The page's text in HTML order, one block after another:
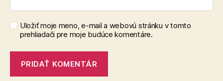
Uložiť moje meno, e-mail a webovú stránku v tomto
prehliadači pre moje budúce komentáre.